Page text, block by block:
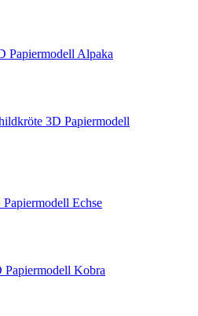
Papiermodell Alpaka
3D Papiermodell
Papiermodell Echse
Papiermodell Kobra